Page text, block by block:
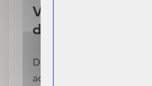
Vous souhaitez
demander la C2S ?
Découvrez les démarches
adaptées à votre situation.